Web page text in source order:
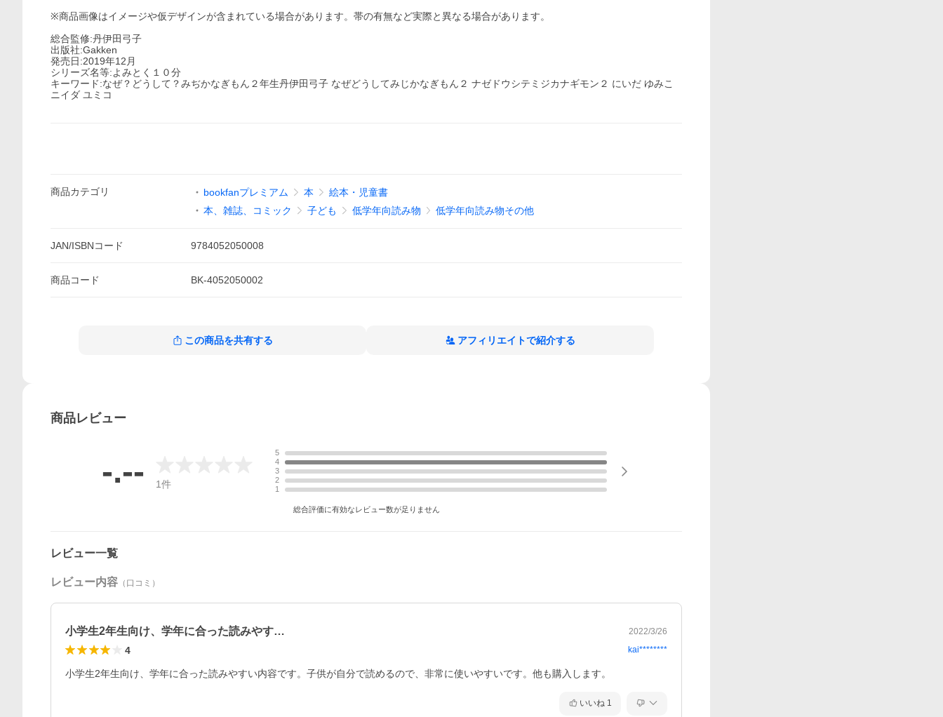
※商品画像はイメージや仮デザインが含まれている場合があります。帯の有無など実際と異なる場合があります。
総合監修:丹伊田弓子
出版社:Gakken
発売日:2019年12月
シリーズ名等:よみとく１０分
キーワード:なぜ？どうして？みぢかなぎもん２年生丹伊田弓子 なぜどうしてみじかなぎもん２ ナゼドウシテミジカナギモン２ にいだ ゆみこ
ニイダ ユミコ
商品カテゴリ bookfanプレミアム 本
絵本・児童書
本、雑誌、コミック
子ども 低学年向読み物 低学年向読み物その他
JAN/ISBNコード 9784052050008
商品コード BK-4052050002
この商品を共有する アフィリエイトで紹介する
商品レビュー
-.-- 1件
5
4
3
2
1
総合評価に有効なレビュー数が足りません
レビュー一覧
レビュー内容 （口コミ）
小学生2年生向け、学年に合った読みやす… 2022/3/26
4 kai********
小学生2年生向け、学年に合った読みやすい内容です。子供が自分で読めるので、非常に使いやすいです。他も購入します。
いいね 1